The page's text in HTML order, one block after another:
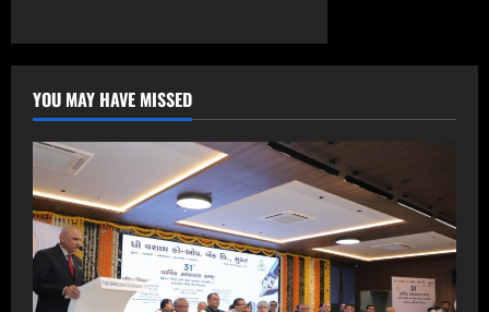
YOU MAY HAVE MISSED